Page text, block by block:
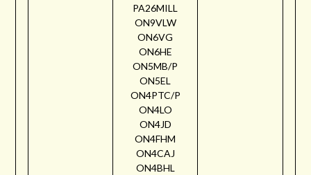
PA26MILL
ON9VLW
ON6VG
ON6HE
ON5MB/P
ON5EL
ON4PTC/P
ON4LO
ON4JD
ON4FHM
ON4CAJ
ON4BHL